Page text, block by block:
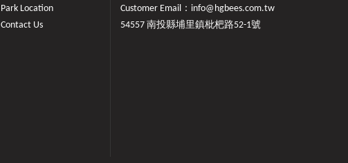
Park Location
Contact Us
Customer Email： info@hgbees.com.tw
54557 南投縣埔里鎮枇杷路52-1號